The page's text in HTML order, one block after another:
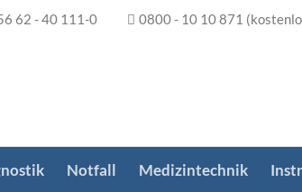
62 - 40 111-0 0800 - 10 10 871
Notfall Medizintechnik